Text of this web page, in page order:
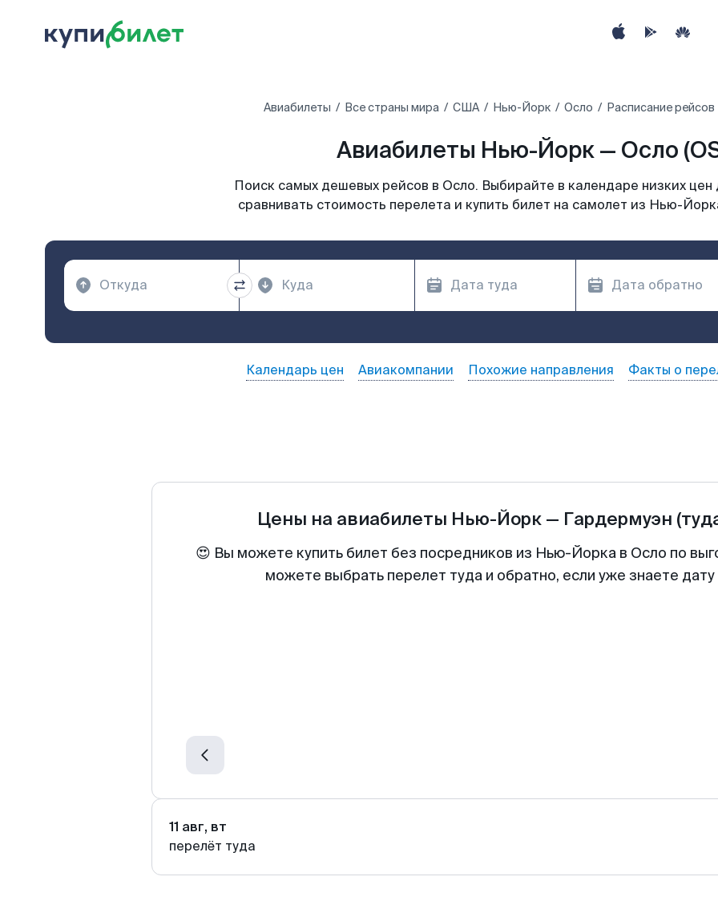
Авиабилеты Все страны мира США Нью-Йорк Осло Расписание
Авиабилеты Нью-Йорк — Осло
Поиск самых дешевых рейсов в Осло. Выбирайте в календаре низких цен
сравнивать стоимость перелета и купить билет на самолет из Нью-
Календарь цен Авиакомпании Похожие направления Факты о
Цены на авиабилеты Нью-Йорк — Гардермуэн
😍 Вы можете купить билет без посредников из Нью-Йорка в Осло по
можете выбрать перелет туда и обратно, если уже знаете
11 авг, вт
перелёт туда